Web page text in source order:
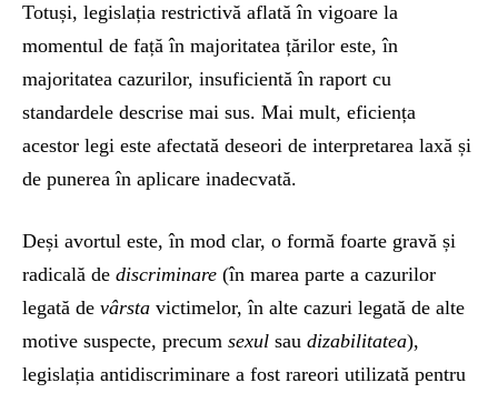
Totuși, legislația restrictivă aflată în vigoare la
momentul de față în majoritatea țărilor este, în
majoritatea cazurilor, insuficientă în raport cu
standardele descrise mai sus. Mai mult, eficiența
acestor legi este afectată deseori de interpretarea laxă și
de punerea în aplicare inadecvată.
Deși avortul este, în mod clar, o formă foarte gravă și
radicală de discriminare (în marea parte a cazurilor
legată de vârsta victimelor, în alte cazuri legată de alte
motive suspecte, precum sexul sau dizabilitatea),
legislația antidiscriminare a fost rareori utilizată pentru